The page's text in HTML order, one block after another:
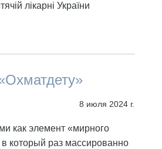
лікарні України
8 июля 2024 г.
как элемент «мирного
который раз массированно